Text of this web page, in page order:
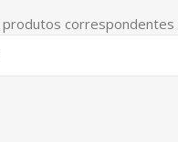
correspondentes